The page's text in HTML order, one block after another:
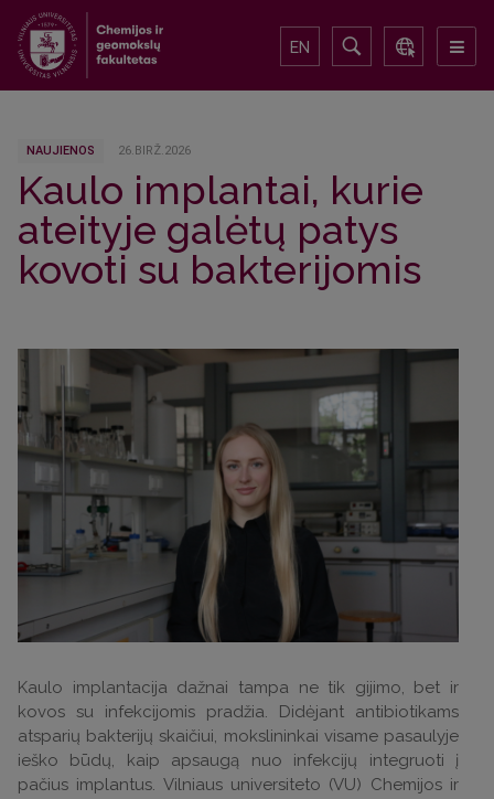
EN
NAUJIENOS 26.BIRŽ.2026
Kaulo implantai, kurie
ateityje galėtų patys
kovoti su bakterijomis
Kaulo implantacija dažnai tampa ne tik gijimo, bet ir
kovos su infekcijomis pradžia. Didėjant antibiotikams
atsparių bakterijų skaičiui, mokslininkai visame pasaulyje
ieško būdų, kaip apsaugą nuo infekcijų integruoti į
pačius implantus. Vilniaus universiteto (VU) Chemijos ir